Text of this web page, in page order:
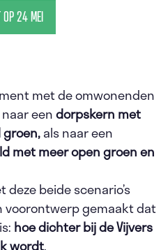
OP 24 MEI
met de omwonenden
eendorpskern met
als naar een
met meer open groen en
beide scenario’s
voorontwerp gemaakt dat
hoe dichter bij de Vijvers
wordt.